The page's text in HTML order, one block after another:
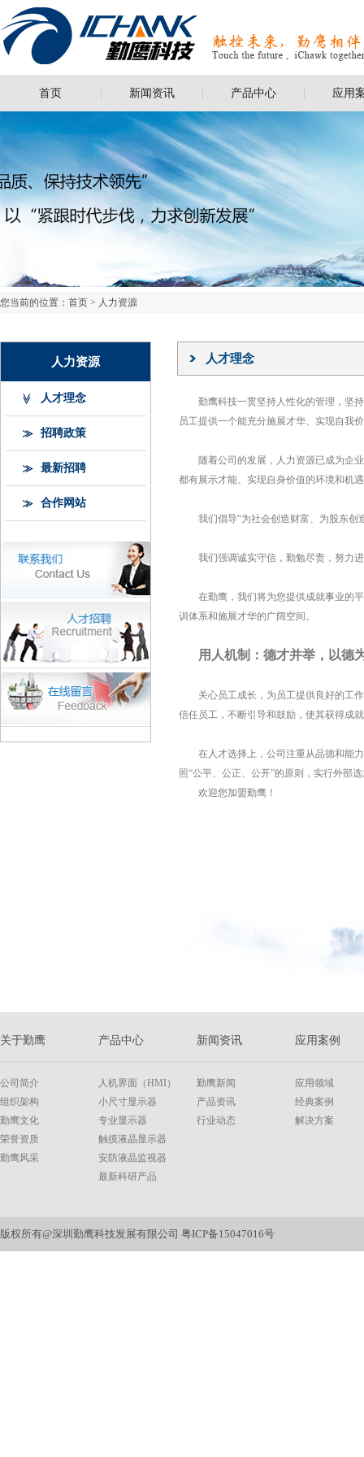
首页 新闻资讯 产品中心 应用
您当前的位置： 首页 > 人力资源
人力资源
人才理念
招聘政策
最新招聘
合作网站
人才理念
勤鹰科技一贯坚持人性化的管理，坚
员工提供一个能充分施展才华、实现自我
随着公司的发展，人力资源已成为企
都有展示才能、实现自身价值的环境和机
我们倡导“为社会创造财富、为股东
我们强调诚实守信，勤勉尽责，努力
在勤鹰，我们将为您提供成就事业的
训体系和施展才华的广阔空间。
用人机制：德才并举，以德
关心员工成长，为员工提供良好的工
信任员工，不断引导和鼓励，使其获得成
在人才选择上，公司注重从品德和能
照“公平、公正、公开”的原则，实行外部
欢迎您加盟勤鹰！
关于勤鹰
公司简介
组织架构
勤鹰文化
荣誉资质
勤鹰风采
产品中心
人机界面（HMI）
小尺寸显示器
专业显示器
触摸液晶显示器
安防液晶监视器
最新科研产品
新闻资讯
勤鹰新闻
产品资讯
行业动态
应用案例
应用领域
经典案例
解决方案
版权所有@深圳勤鹰科技发展有限公司 粤ICP备15047016号